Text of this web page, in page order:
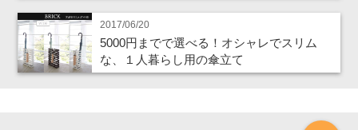
2017/06/20
5000円までで選べる！オシャレでスリム
な、１人暮らし用の傘立て